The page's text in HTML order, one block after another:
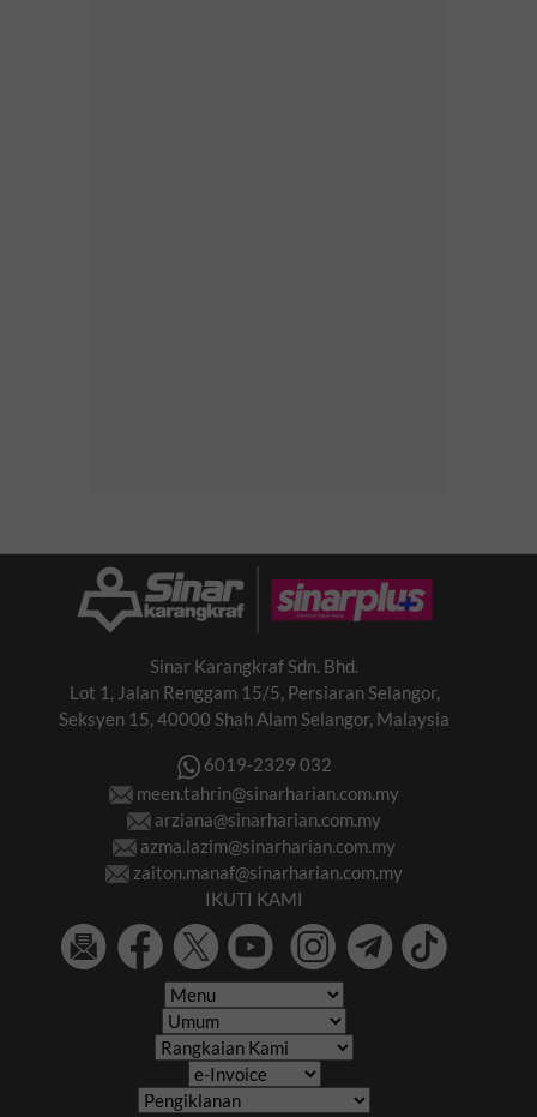
Sinar Karangkraf Sdn. Bhd.
Lot 1, Jalan Renggam 15/5, Persiaran Selangor,
Seksyen 15, 40000 Shah Alam Selangor, Malaysia
6019-2329 032
meen.tahrin@sinarharian.com.my
arziana@sinarharian.com.my
azma.lazim@sinarharian.com.my
zaiton.manaf@sinarharian.com.my
IKUTI KAMI